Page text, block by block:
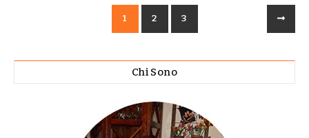
1 2 3
Chi Sono